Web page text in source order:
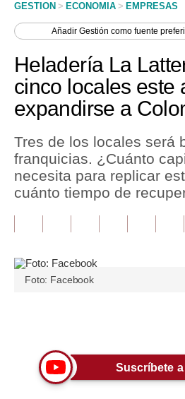
Perú
Política
Finanzas Personales
Inmobiliarias
Plus G
Tendencias
Lujo
GESTION > ECONOMIA > EMPRESAS
AñadirGestión como fuente
Heladería La
cinco locales este
expandirse a
Tres de los locales será
franquicias. ¿Cuánto
necesita para replicar
cuánto tiempo de
Foto: Facebook
Suscríbete